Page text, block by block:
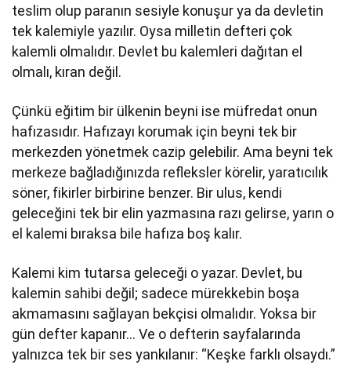
teslim olup paranın sesiyle konuşur ya da devletin
tek kalemiyle yazılır. Oysa milletin defteri çok
kalemli olmalıdır. Devlet bu kalemleri dağıtan el
olmalı, kıran değil.
Çünkü eğitim bir ülkenin beyni ise müfredat onun
hafızasıdır. Hafızayı korumak için beyni tek bir
merkezden yönetmek cazip gelebilir. Ama beyni tek
merkeze bağladığınızda refleksler körelir, yaratıcılık
söner, fikirler birbirine benzer. Bir ulus, kendi
geleceğini tek bir elin yazmasına razı gelirse, yarın o
el kalemi bıraksa bile hafıza boş kalır.
Kalemi kim tutarsa geleceği o yazar. Devlet, bu
kalemin sahibi değil; sadece mürekkebin boşa
akmamasını sağlayan bekçisi olmalıdır. Yoksa bir
gün defter kapanır… Ve o defterin sayfalarında
yalnızca tek bir ses yankılanır: “Keşke farklı olsaydı.”